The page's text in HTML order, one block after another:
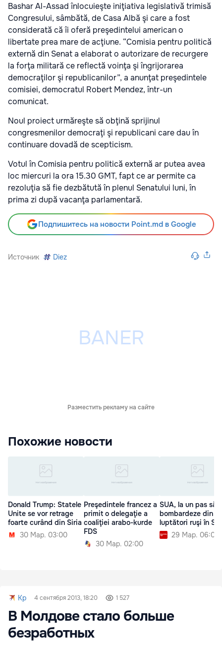
Bashar Al-Assad înlocuieşte iniţiativa legislativă trimisă
Congresului, sâmbătă, de Casa Albă şi care a fost
considerată că îi oferă preşedintelui american o
libertate prea mare de acţiune. “Comisia pentru politică
externă din Senat a elaborat o autorizare de recurgere
la forţa militară ce reflectă voinţa şi îngrijorarea
democraţilor şi republicanilor”, a anunţat preşedintele
comisiei, democratul Robert Mendez, într-un
comunicat.
Noul proiect urmăreşte să obţină sprijinul
congresmenilor democraţi şi republicani care dau în
continuare dovadă de scepticism.
Votul în Comisia pentru politică externă ar putea avea
loc miercuri la ora 15.30 GMT, fapt ce ar permite ca
rezoluţia să fie dezbătută în plenul Senatului luni, în
prima zi după vacanţa parlamentară.
Подпишитесь на новости Point.md в Google
Источник Diez
Разместить рекламу на сайте
Похожие новости
Donald Trump: Statele
Unite se vor retrage
foarte curând din Siria
30 Мар. 03:00
Preşedintele francez a
primit o delegaţie a
coaliţiei arabo-kurde
FDS
30 Мар. 02:00
SUA, la un pas să
bombardeze din
luptători ruşi în
29 Мар. 06:00
Kp 4 сентября 2013, 18:20 1 527
В Молдове стало больше
безработных